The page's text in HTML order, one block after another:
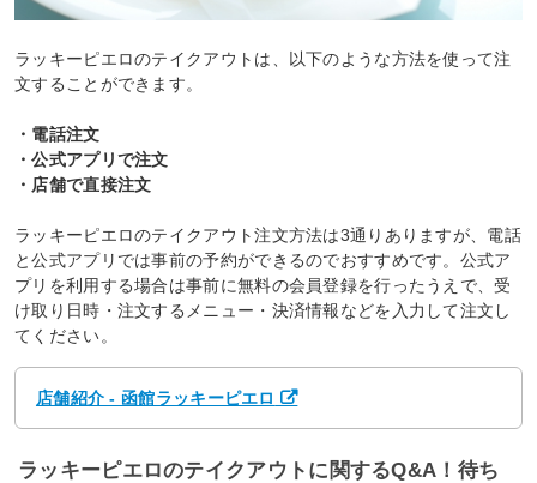
ラッキーピエロのテイクアウトは、以下のような方法を使って注
文することができます。
・電話注文
・公式アプリで注文
・店舗で直接注文
ラッキーピエロのテイクアウト注文方法は3通りありますが、電話
と公式アプリでは事前の予約ができるのでおすすめです。公式ア
プリを利用する場合は事前に無料の会員登録を行ったうえで、受
け取り日時・注文するメニュー・決済情報などを入力して注文し
てください。
店舗紹介 - 函館ラッキーピエロ
ラッキーピエロのテイクアウトに関するQ&A！待ち